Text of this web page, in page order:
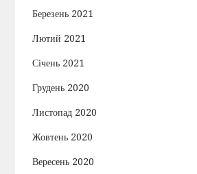
Березень 2021
Лютий 2021
Січень 2021
Грудень 2020
Листопад 2020
Жовтень 2020
Вересень 2020